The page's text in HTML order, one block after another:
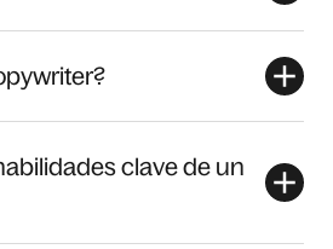
clave de un